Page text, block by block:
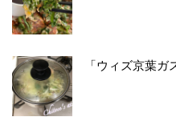
「ウィズ京葉